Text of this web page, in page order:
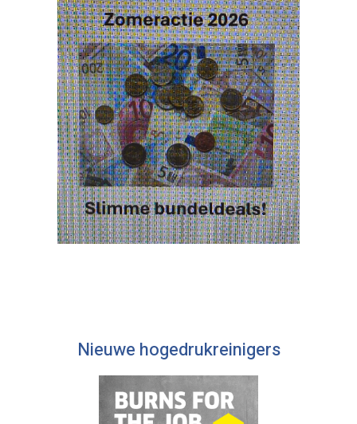
Nieuwe hogedrukreinigers